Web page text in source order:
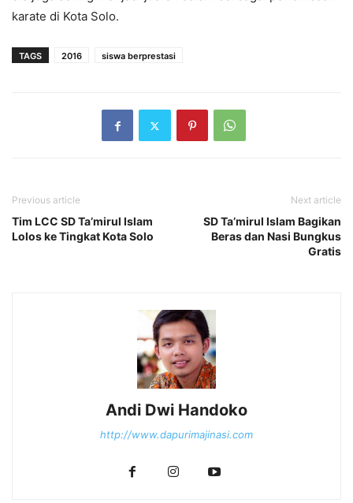
karate di Kota Solo.
TAGS 2016 siswa berprestasi
Previous article
Tim LCC SD Ta’mirul Islam
Lolos ke Tingkat Kota Solo
Next article
SD Ta’mirul Islam Bagikan
Beras dan Nasi Bungkus
Gratis
Andi Dwi Handoko
http://www.dapurimajinasi.com